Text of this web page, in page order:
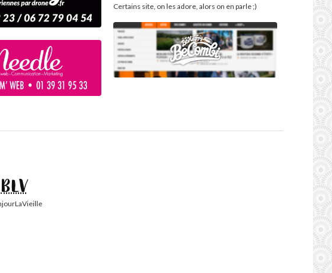
Certains site, on les adore, alors on en parle ;)
BLV